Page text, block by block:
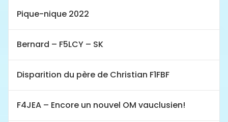
Pique-nique 2022
Bernard – F5LCY – SK
Disparition du père de Christian F1FBF
F4JEA – Encore un nouvel OM vauclusien!